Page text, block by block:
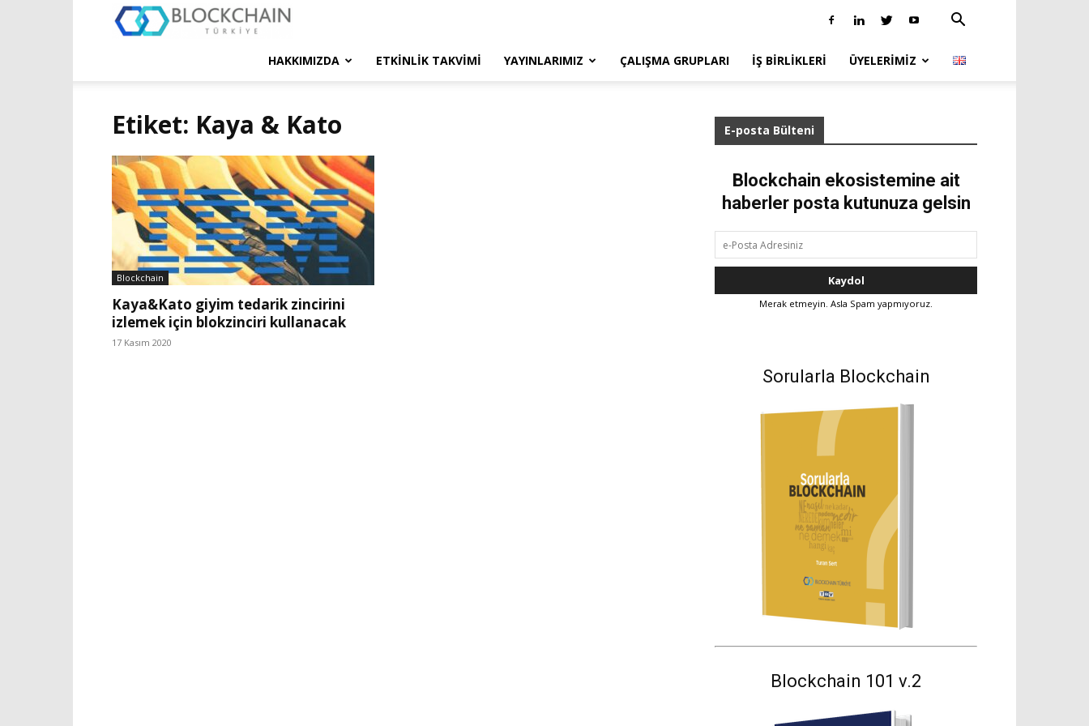
Türkiye
HAKKIMIZDA ETKINLIK TAKVIMI YAYINLARIMIZ ÇALIŞMA GRUPLARI İŞ BIRLIKLERI ÜYELERIMIZ
Etiket: Kaya & Kato
Blockchain
Kaya&Kato giyim tedarik zincirini
izlemek için blokzinciri kullanacak
17 Kasım 2020
E-posta Bülteni
Blockchain ekosistemine ait
haberler posta kutunuza gelsin
Merak etmeyin. Asla Spam yapmıyoruz.
Sorularla Blockchain
Blockchain 101 v.2